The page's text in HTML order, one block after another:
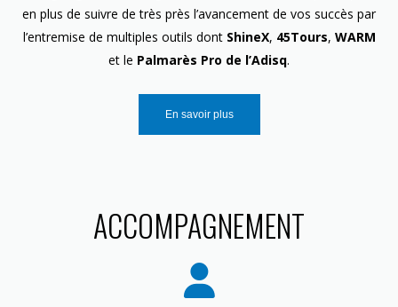
en plus de suivre de très près l’avancement de vos succès par
l’entremise de multiples outils dont ShineX, 45Tours, WARM
et le Palmarès Pro de l’Adisq.
En savoir plus
ACCOMPAGNEMENT